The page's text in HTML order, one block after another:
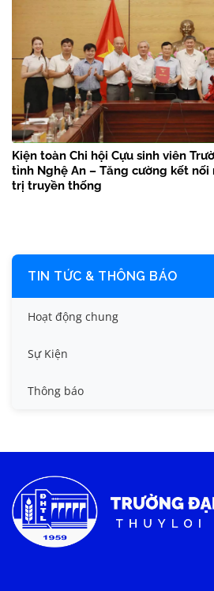
Kiện toàn Chi hội Cựu sinh viên
tỉnh Nghệ An – Tăng cường kết
trị truyền thống
TIN TỨC & THÔNG BÁO
Hoạt động chung
Tin công tác sinh viên
Tin đào tạo
Tin tức chung
Sự Kiện
Thông báo